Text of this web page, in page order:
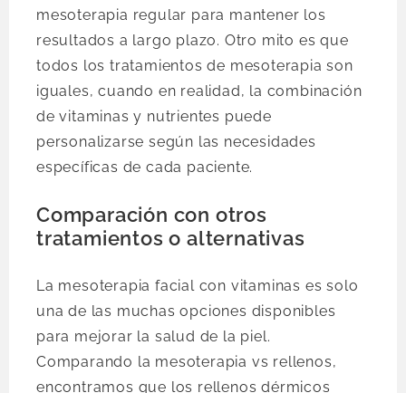
mesoterapia regular para mantener los
resultados a largo plazo. Otro mito es que
todos los tratamientos de mesoterapia son
iguales, cuando en realidad, la combinación
de vitaminas y nutrientes puede
personalizarse según las necesidades
específicas de cada paciente.
Comparación con otros
tratamientos o alternativas
La mesoterapia facial con vitaminas es solo
una de las muchas opciones disponibles
para mejorar la salud de la piel.
Comparando la mesoterapia vs rellenos,
encontramos que los rellenos dérmicos